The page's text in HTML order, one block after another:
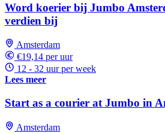
Word koerier bij Jumbo
verdien bij
Amsterdam
€19,14 per uur
12 - 32 uur per week
Lees meer
Start as a courier at Jumbo in
Amsterdam